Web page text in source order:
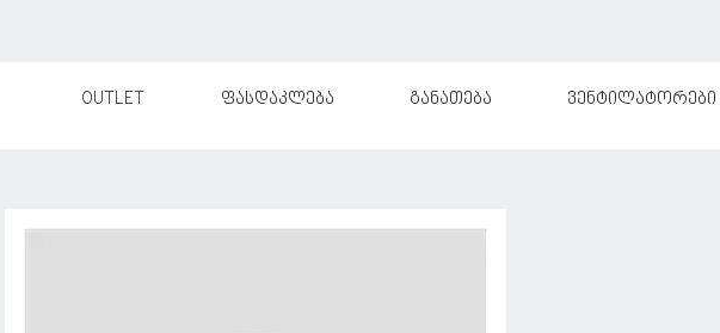
OUTLET ფასდაკლება განათება ვენტილატორები